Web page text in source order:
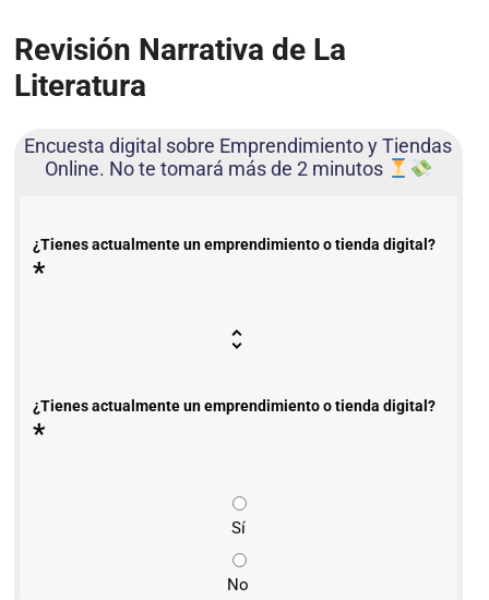
Revisión Narrativa de La
Literatura
Encuesta digital sobre Emprendimiento y Tiendas
Online. No te tomará más de 2 minutos
¿Tienes actualmente un emprendimiento o tienda digital?
*
¿Tienes actualmente un emprendimiento o tienda digital?
*
Sí
No